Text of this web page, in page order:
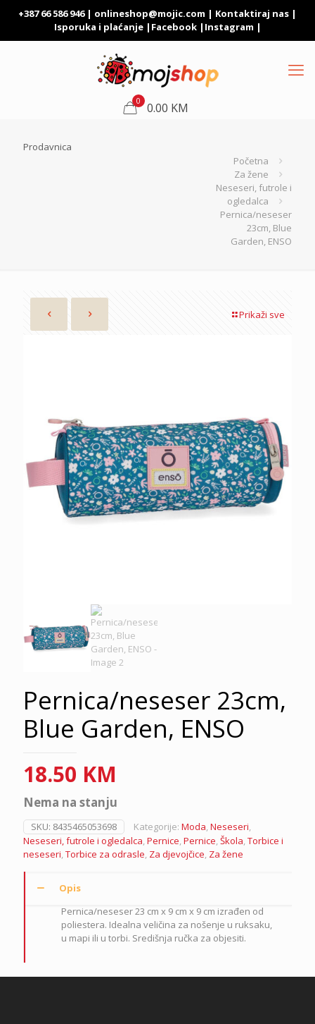
+387 66 586 946 | onlineshop@mojic.com | Kontaktiraj nas |
Isporuka i plaćanje| Facebook| Instagram |
0 0.00 KM
Prodavnica
Početna
Za žene
Neseseri, futrole i
ogledalca
Pernica/neseser
23cm, Blue
Garden, ENSO
Prikaži sve
Pernica/neseser 23cm,
Blue Garden, ENSO
18.50 KM
Nema na stanju
SKU: 8435465053698 Kategorije: Moda Neseseri
Neseseri, futrole i ogledalca Pernice Pernice Škola Torbice i
neseseri Torbice za odrasle Za djevojčice Za žene
Opis
Pernica/neseser 23 cm x 9 cm x 9 cm izrađen od
poliestera. Idealna veličina za nošenje u ruksaku,
u mapi ili u torbi. Središnja ručka za objesiti.